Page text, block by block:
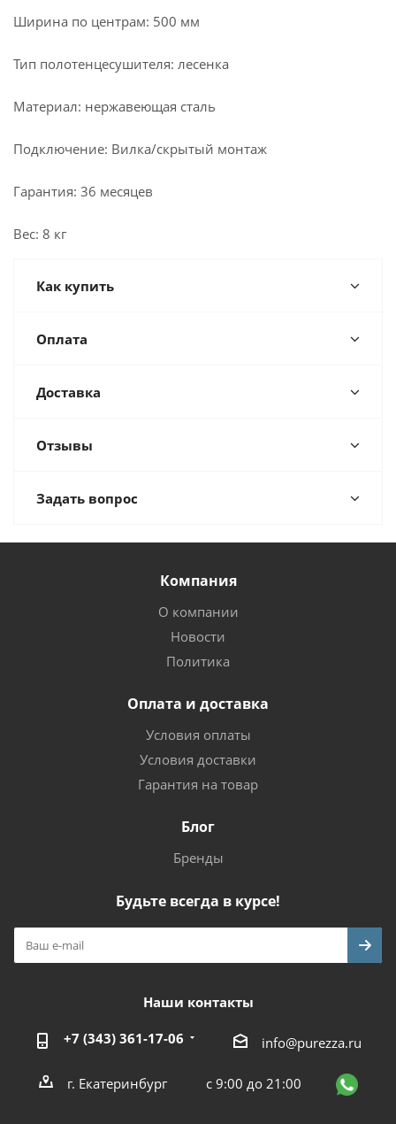
Ширина по центрам: 500 мм
Тип полотенцесушителя: лесенка
Материал: нержавеющая сталь
Подключение: Вилка/скрытый монтаж
Гарантия: 36 месяцев
Вес: 8 кг
Как купить
Оплата
Доставка
Отзывы
Задать вопрос
Компания
О компании
Новости
Политика
Оплата и доставка
Условия оплаты
Условия доставки
Гарантия на товар
Блог
Бренды
Будьте всегда в курсе!
Наши контакты
+7 (343) 361-17-06 info@purezza.ru
г. Екатеринбург с 9:00 до 21:00